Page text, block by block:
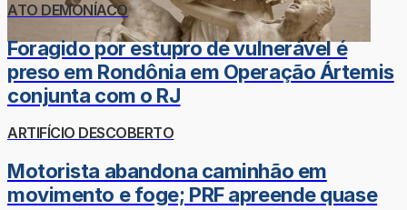
ATO DEMONÍACO
Foragido por estupro de vulnerável é
preso em Rondônia em Operação Ártemis
conjunta com o RJ
ARTIFÍCIO DESCOBERTO
Motorista abandona caminhão em
movimento e foge; PRF apreende quase